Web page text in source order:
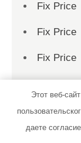
Fix Price
Fix Price
Fix Price
Fix Price
Fix Price
Этот веб-
даете